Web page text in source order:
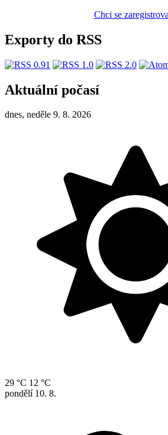
Chci se
Exporty do RSS
Aktuální počasí
dnes, neděle 9. 8. 2026
29 °C 12 °C
pondělí 10. 8.